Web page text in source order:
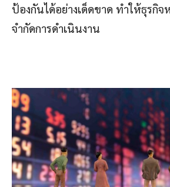
ป้องกันได้อย่างเด็ดขาด ทำให้ธุรกิจ
จำกัดการดำเนินงาน